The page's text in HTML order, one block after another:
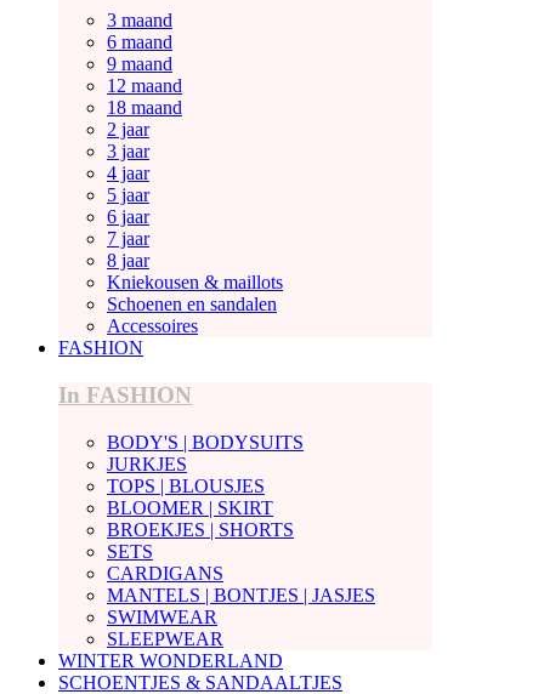
3 maand
6 maand
9 maand
12 maand
18 maand
2 jaar
3 jaar
4 jaar
5 jaar
6 jaar
7 jaar
8 jaar
Kniekousen & maillots
Schoenen en sandalen
Accessoires
FASHION
In FASHION
BODY'S | BODYSUITS
JURKJES
TOPS | BLOUSJES
BLOOMER | SKIRT
BROEKJES | SHORTS
SETS
CARDIGANS
MANTELS | BONTJES | JASJES
SWIMWEAR
SLEEPWEAR
WINTER WONDERLAND
SCHOENTJES & SANDAALTJES